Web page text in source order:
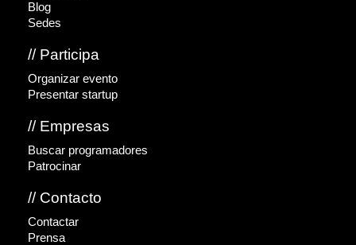
Blog
Sedes
// Participa
Organizar evento
Presentar startup
// Empresas
Buscar programadores
Patrocinar
// Contacto
Contactar
Prensa